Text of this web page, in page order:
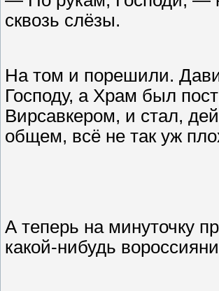
сквозь слёзы.
На том и порешили.
Господу, а Храм был
Вирсавкером, и стал,
общем, всё не так уж
А теперь на минуточку
какой-нибудь